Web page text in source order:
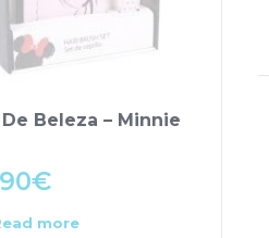
Beleza – Minnie
€
more